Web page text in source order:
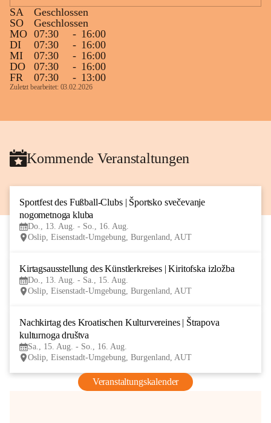
SA
Geschlossen
SO
Geschlossen
MO 07:30 - 16:00
DI
07:30 - 16:00
MI
07:30 - 16:00
DO
07:30 - 16:00
FR
07:30 - 13:00
Zuletzt bearbeitet: 03.02.2026
Kommende Veranstaltungen
Sportfest des Fußball-Clubs | Športsko svečevanje
nogometnoga kluba
Do., 13. Aug. - So., 16. Aug.
Oslip, Eisenstadt-Umgebung, Burgenland, AUT
Kirtagsausstellung des Künstlerkreises | Kiritofska izložba
Do., 13. Aug. - Sa., 15. Aug.
Oslip, Eisenstadt-Umgebung, Burgenland, AUT
Nachkirtag des Kroatischen Kulturvereines | Štrapova
kulturnoga društva
Sa., 15. Aug. - So., 16. Aug.
Oslip, Eisenstadt-Umgebung, Burgenland, AUT
Veranstaltungskalender